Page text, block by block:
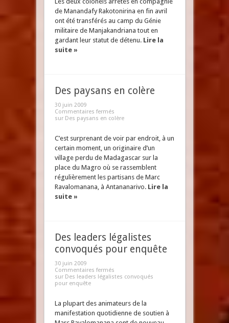
de Manandafy Rakotonirina en fin avril
ont été transférés au camp du Génie
militaire de Manjakandriana tout en
gardant leur statut de détenu. Lire la
suite »
Des paysans en colère
30 juin 2009
Commentaires fermés
sur Des paysans en colère
C’est surprenant de voir par endroit, à un
certain moment, un originaire d’un
village perdu de Madagascar sur la
place du Magro où se rassemblent
régulièrement les partisans de Marc
Ravalomanana, à Antananarivo. Lire la
suite »
Des leaders légalistes
convoqués pour enquête
30 juin 2009
Commentaires fermés
sur Des leaders légalistes convoqués
pour enquête
La plupart des animateurs de la
manifestation quotidienne de soutien à